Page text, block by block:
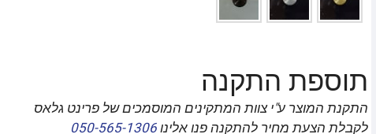
תוספת התקנה
התקנת המוצר ע"י צוות המתקינים המוסמכים של פרינט גלאס
לקבלת הצעת מחיר להתקנה פנו אלינו050-565-1306